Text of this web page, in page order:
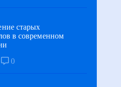
старых
в современном
0